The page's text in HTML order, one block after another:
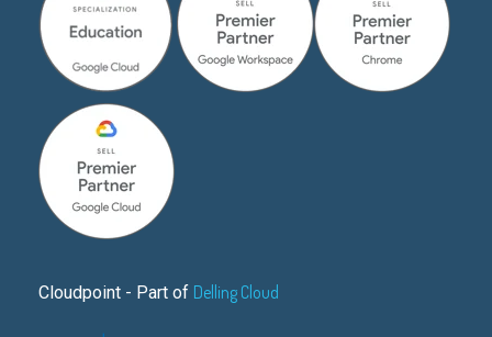
Cloudpoint - Part of Delling Cloud